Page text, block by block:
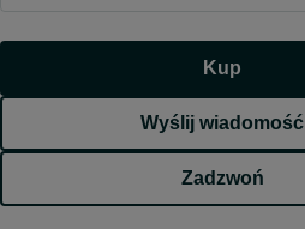
Kup
Wyślij wiadomość
Zadzwoń